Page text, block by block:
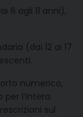
6 agli 11 anni),
(dai 12 ai 17
numerico,
l’intera
sul